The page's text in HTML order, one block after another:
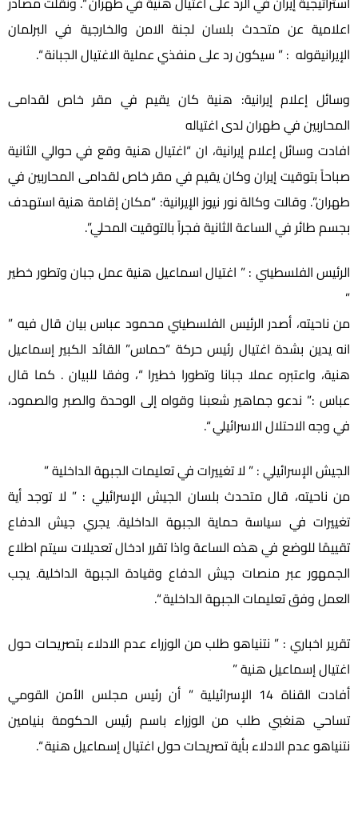
اعلامية عن متحدث بلسان لجنة الامن والخارجية في البرلمان
الإيرانيقوله : ” سيكون رد على منفذي عملية الاغتيال الجبانة “.
وسائل إعلام إيرانية: هنية كان يقيم في مقر خاص لقدامى
المحاربين في طهران لدى اغتياله
افادت وسائل إعلام إيرانية، ان “اغتيال هنية وقع في حوالي الثانية
صباحاً بتوقيت إيران وكان يقيم في مقر خاص لقدامى المحاربين في
طهران”. وقالت وكالة نور نيوز الإيرانية: “مكان إقامة هنية استهدف
بجسم طائر في الساعة الثانية فجراً بالتوقيت المحلي”.
الرئيس الفلسطيني : ” اغتيال اسماعيل هنية عمل جبان وتطور خطير
من ناحيته، أصدر الرئيس الفلسطيني محمود عباس بيان قال فيه ”
انه يدين بشدة اغتيال رئيس حركة “حماس” القائد الكبير إسماعيل
هنية، واعتبره عملا جبانا وتطورا خطيرا “، وفقا للبيان . كما قال
عباس :” ندعو جماهير شعبنا وقواه إلى الوحدة والصبر والصمود،
في وجه الاحتلال الاسرائيلي “.
الجيش الإسرائيلي : ” لا تغييرات في تعليمات الجبهة الداخلية ”
من ناحيته، قال متحدث بلسان الجيش الإسرائيلي : ” لا توجد أية
تغييرات في سياسة حماية الجبهة الداخلية. يجري جيش الدفاع
تقييمًا للوضع في هذه الساعة واذا تقرر ادخال تعديلات سيتم اطلاع
الجمهور عبر منصات جيش الدفاع وقيادة الجبهة الداخلية. يجب
العمل وفق تعليمات الجبهة الداخلية “.
تقرير اخباري : ” نتنياهو طلب من الوزراء عدم الادلاء بتصريحات حول
اغتيال إسماعيل هنية ”
أفادت القناة 14 الإسرائيلية ” أن رئيس مجلس الأمن القومي
تساحي هنغبي طلب من الوزراء باسم رئيس الحكومة بنيامين
نتنياهو عدم الادلاء بأية تصريحات حول اغتيال إسماعيل هنية “.